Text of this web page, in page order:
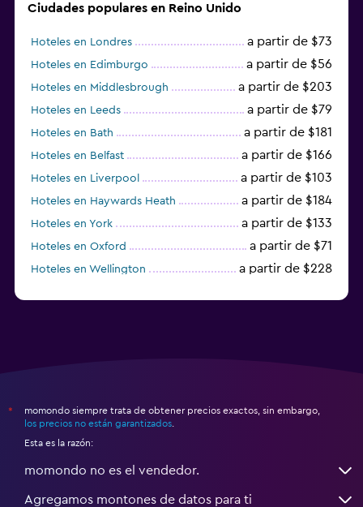
Ciudades populares en Reino Unido
Hoteles en Londres a partir de $73
Hoteles en Edimburgo a partir de $56
Hoteles en Middlesbrough a partir de $203
Hoteles en Leeds a partir de $79
Hoteles en Bath a partir de $181
Hoteles en Belfast a partir de $166
Hoteles en Liverpool a partir de $103
Hoteles en Haywards Heath a partir de $184
Hoteles en York a partir de $133
Hoteles en Oxford a partir de $71
Hoteles en Wellington a partir de $228
*
momondo siempre trata de obtener precios exactos, sin embargo,
los precios no están garantizados
Esta es la razón:
momondo no es el vendedor.
Agregamos montones de datos para ti